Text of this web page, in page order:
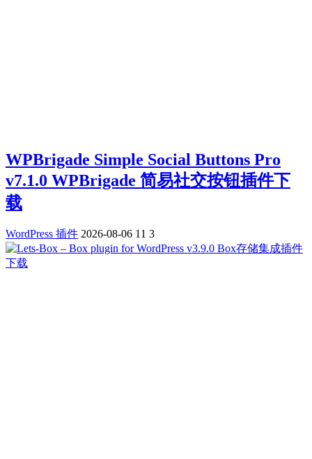
WPBrigade Simple Social Buttons Pro
v7.1.0 WPBrigade 简易社交按钮插件下
载
WordPress 插件 2026-08-06 11 3